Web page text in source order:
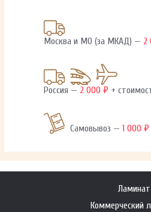
Москва и МО (за МКАД) — 2
Россия — 2 000 ₽ +
Самовывоз —1 000 ₽
Ламинат
Коммерческий